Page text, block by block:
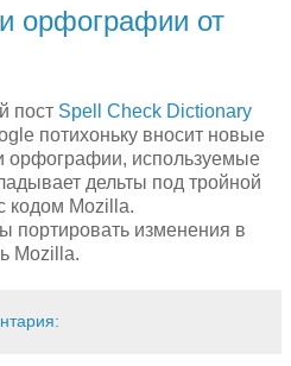
орфографии от
пост Spell Check Dictionary
потихоньку вносит новые
орфографии, используемые
дельты под тройной
кодом Mozilla.
портировать изменения в
Mozilla.